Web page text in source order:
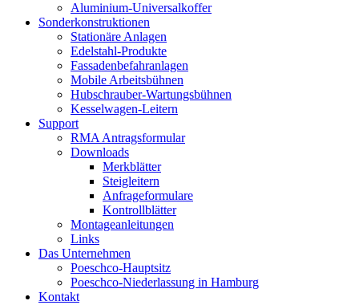
Aluminium-Universalkoffer
Sonderkonstruktionen
Stationäre Anlagen
Edelstahl-Produkte
Fassadenbefahranlagen
Mobile Arbeitsbühnen
Hubschrauber-Wartungsbühnen
Kesselwagen-Leitern
Support
RMA Antragsformular
Downloads
Merkblätter
Steigleitern
Anfrageformulare
Kontrollblätter
Montageanleitungen
Links
Das Unternehmen
Poeschco-Hauptsitz
Poeschco-Niederlassung in Hamburg
Kontakt